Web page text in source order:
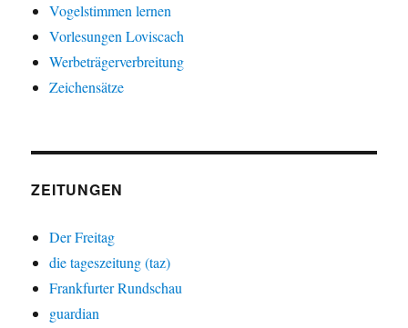
Vogelstimmen lernen
Vorlesungen Loviscach
Werbeträgerverbreitung
Zeichensätze
ZEITUNGEN
Der Freitag
die tageszeitung (taz)
Frankfurter Rundschau
guardian